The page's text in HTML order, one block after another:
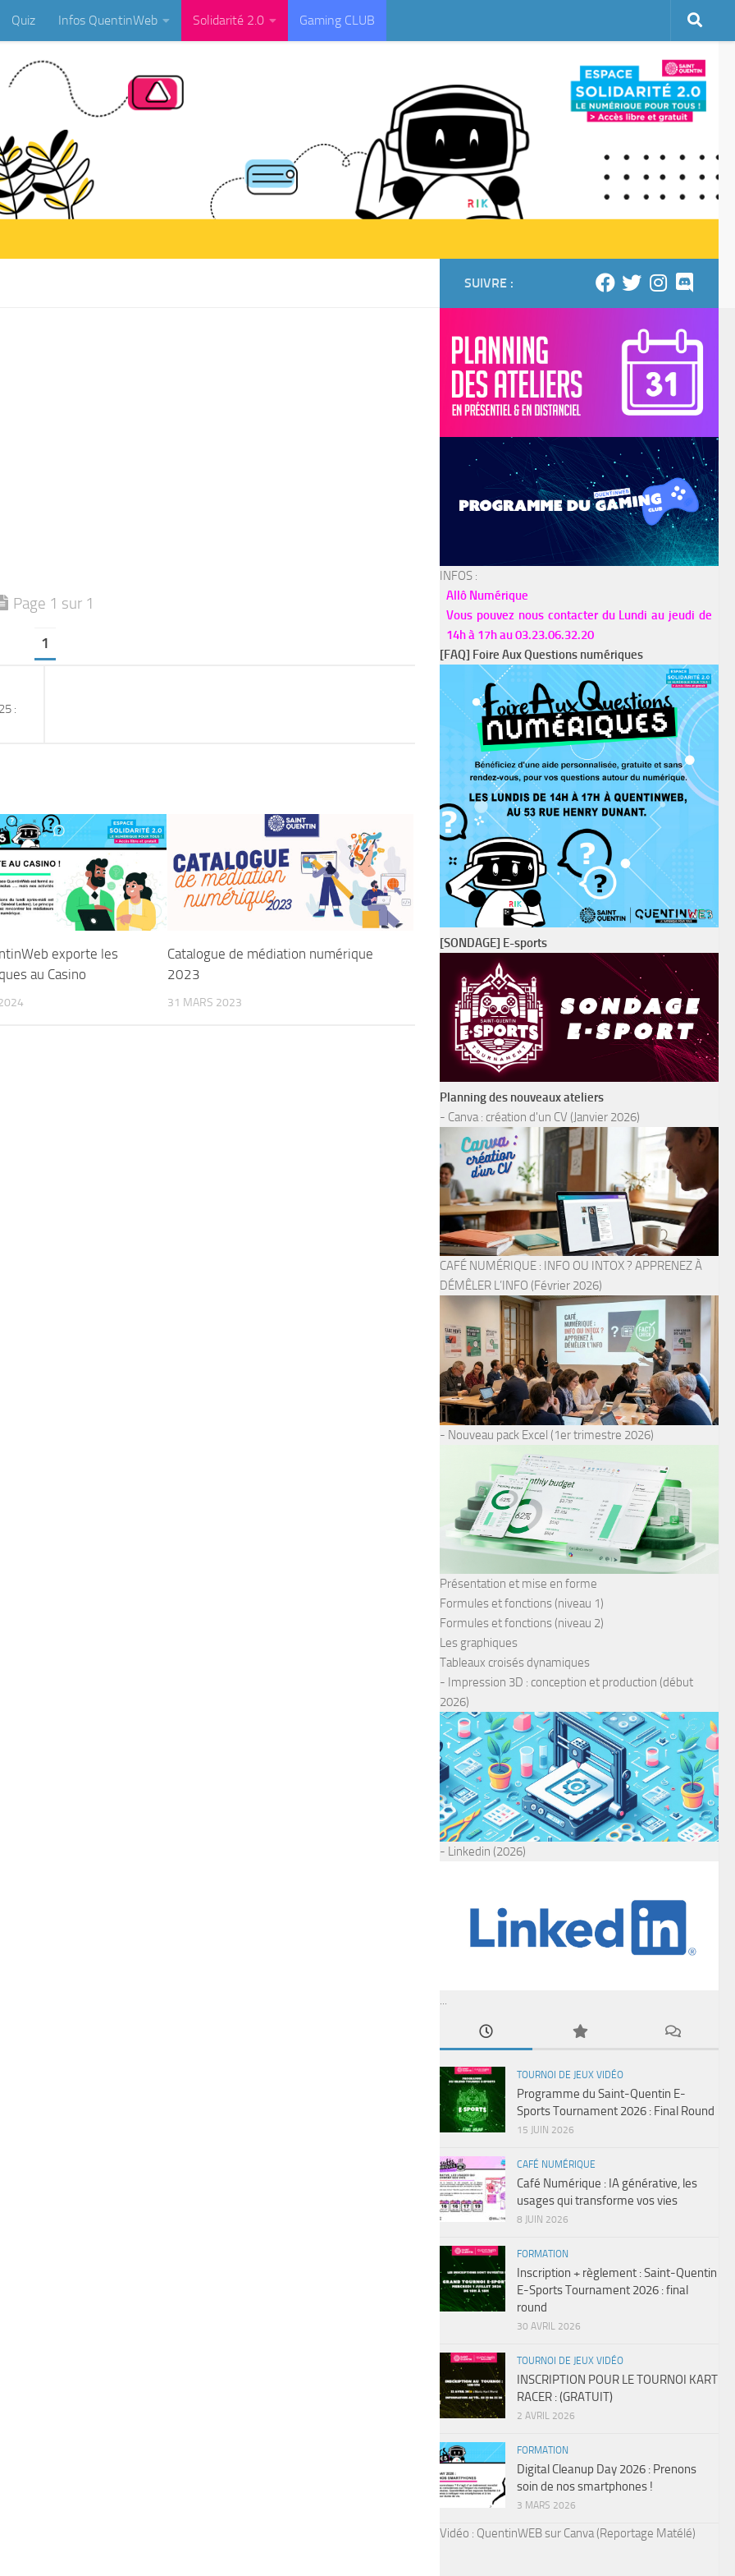
Quiz Infos QuentinWeb Solidarité 2.0 Gaming CLUB
Page 1 sur 1
1
:
exporte les
au Casino
Catalogue de médiation numérique
2023
31 MARS 2023
SUIVRE :
INFOS :
Allô Numérique
Vous pouvez nous contacter du Lundi au jeudi de
14h à 17h au 03.23.06.32.20
[FAQ] Foire Aux Questions numériques
[SONDAGE] E-sports
Planning des nouveaux ateliers
- Canva : création d'un CV (Janvier 2026)
CAFÉ NUMÉRIQUE : INFO OU INTOX ? APPRENEZ À
DÉMÊLER L’INFO (Février 2026)
- Nouveau pack Excel (1er trimestre 2026)
Présentation et mise en forme
Formules et fonctions (niveau 1)
Formules et fonctions (niveau 2)
Les graphiques
Tableaux croisés dynamiques
- Impression 3D : conception et production (début
2026)
- Linkedin (2026)
...
TOURNOI DE JEUX VIDÉO
Programme du Saint-Quentin E-
Sports Tournament 2026 : Final Round
15 JUIN 2026
CAFÉ NUMÉRIQUE
Café Numérique : IA générative, les
usages qui transforme vos vies
8 JUIN 2026
FORMATION
Inscription + règlement : Saint-Quentin
E-Sports Tournament 2026 : final
round
30 AVRIL 2026
TOURNOI DE JEUX VIDÉO
INSCRIPTION POUR LE TOURNOI KART
RACER : (GRATUIT)
2 AVRIL 2026
FORMATION
Digital Cleanup Day 2026 : Prenons
soin de nos smartphones !
3 MARS 2026
Vidéo : QuentinWEB sur Canva (Reportage Matélé)